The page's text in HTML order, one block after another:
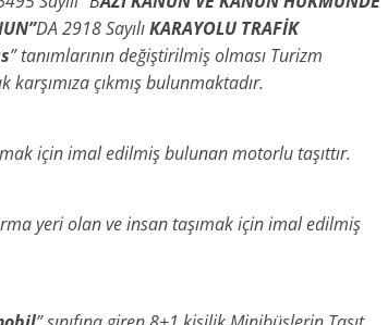
DA 2918 SayılıKARAYOLU TRAFİK
” tanımlarının değiştirilmiş olması Turizm
çıkmış bulunmaktadır.
için imal edilmiş bulunan motorlu taşıttır.
yeri olan ve insan taşımak için imal edilmiş